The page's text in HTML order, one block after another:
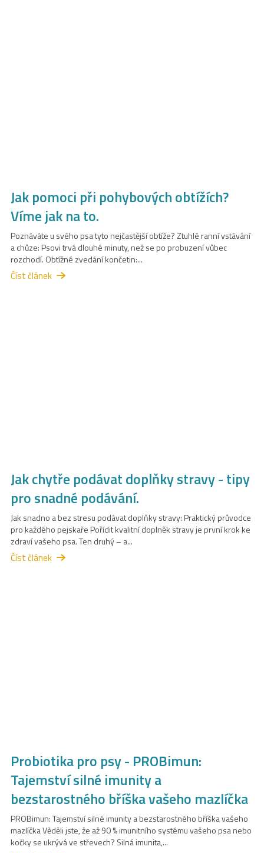
Jak pomoci při pohybových obtížích?
Víme jak na to.
Poznáváte u svého psa tyto nejčastější obtíže? Ztuhlé ranní vstávání
a chůze: Psovi trvá dlouhé minuty, než se po probuzení vůbec
rozchodí. Obtížné zvedání končetin:...
Číst článek
Jak chytře podávat doplňky stravy - tipy
pro snadné podávání.
Jak snadno a bez stresu podávat doplňky stravy: Praktický průvodce
pro každého pejskaře Pořídit kvalitní doplněk stravy je první krok ke
zdraví vašeho psa. Ten druhý – a...
Číst článek
Probiotika pro psy - PROBimun:
Tajemství silné imunity a
bezstarostného bříška vašeho mazlíčka
PROBimun: Tajemství silné imunity a bezstarostného bříška vašeho
mazlíčka Věděli jste, že až 90 % imunitního systému vašeho psa nebo
kočky se ukrývá ve střevech? Silná imunita,...